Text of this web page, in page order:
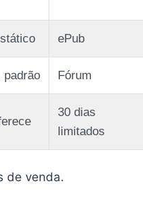
ePub
padrão Fórum
30 dias
limitados
de venda.